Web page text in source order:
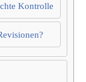
Kontrolle